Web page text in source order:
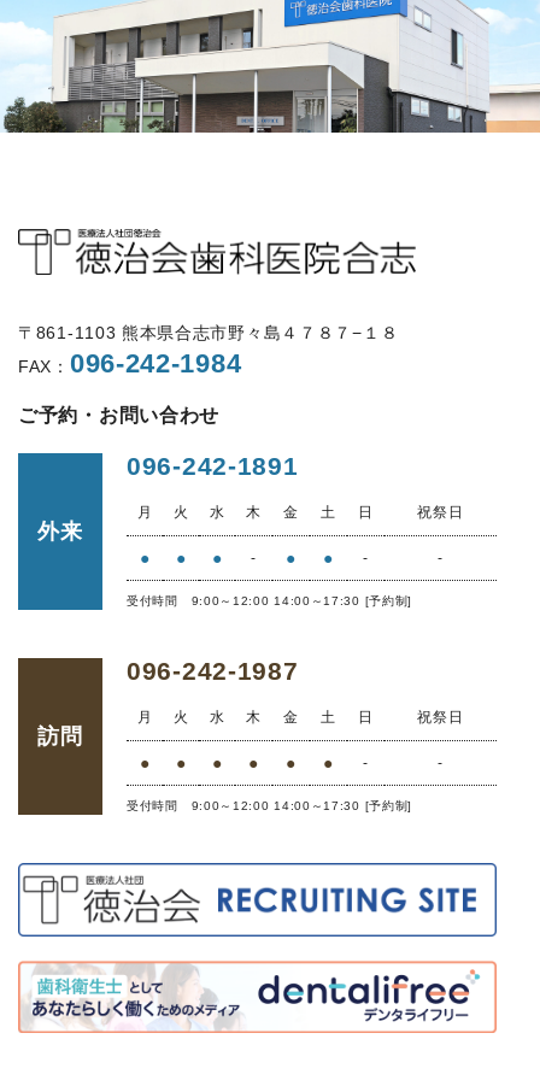
〒861-1103 熊本県合志市野々島４７８７−１８
FAX： 096-242-1984
ご予約・お問い合わせ
外来
096-242-1891
月 火 水 木 金 土 日 祝祭日
● ● ● - ● ● - -
受付時間 9:00～12:00 14:00～17:30 [予約制]
訪問
096-242-1987
月 火 水 木 金 土 日 祝祭日
● ● ● ● ● ● - -
受付時間 9:00～12:00 14:00～17:30 [予約制]